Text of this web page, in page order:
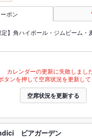
ポン
定】角ハイボール・ジムビーム・
カレンダーの更新に失敗しました
タンを押して空席状況を更新して
空席状況を更新する
ビアガーデン